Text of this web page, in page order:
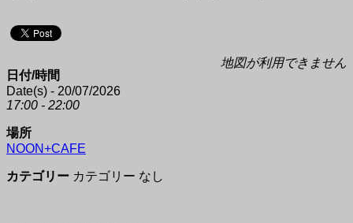
地図が利用できません
日付/時間
Date(s) - 20/07/2026
17:00 - 22:00
場所
NOON+CAFE
カテゴリー カテゴリー なし